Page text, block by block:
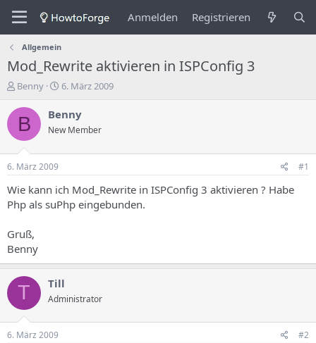
Anmelden Registrieren
Allgemein
Mod_Rewrite aktivieren in ISPConfig 3
E
s
e
l
e
r
e
T
h
e
m
a
Benny
E
s
e
n
g
s
u
6. März 2009
B Benny
New Member
6. März 2009 #1
Wie kann ich Mod_Rewrite in ISPConfig 3 aktivieren ? Habe
Php als suPhp eingebunden.
Gruß,
Benny
T Till
Administrator
6. März 2009 #2